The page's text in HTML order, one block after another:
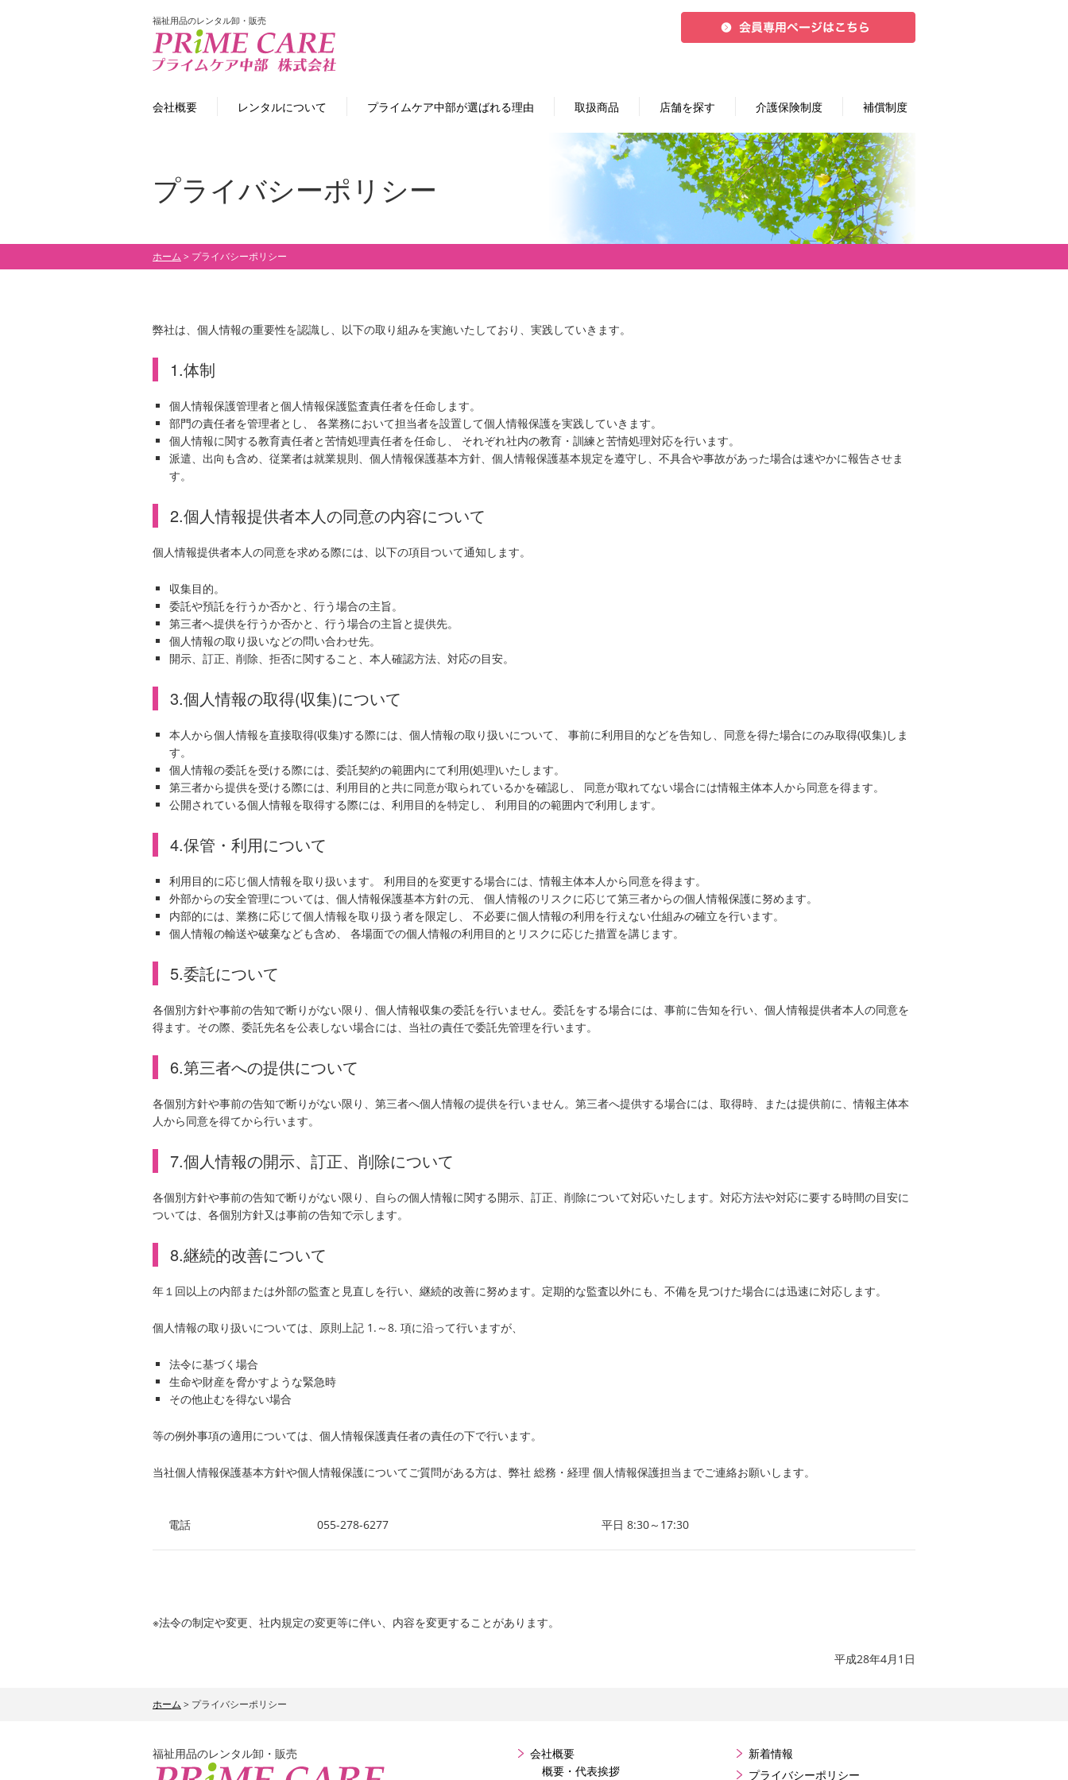
福祉用品のレンタル卸・販売
会社概要 レンタルについて プライムケア中部が選ばれる理由 取扱商品 店舗を探す 介護保険制度 補償制度
プライバシーポリシー
ホーム > プライバシーポリシー
弊社は、個人情報の重要性を認識し、以下の取り組みを実施いたしており、実践していきます。
1.体制
個人情報保護管理者と個人情報保護監査責任者を任命します。
部門の責任者を管理者とし、 各業務において担当者を設置して個人情報保護を実践していきます。
個人情報に関する教育責任者と苦情処理責任者を任命し、 それぞれ社内の教育・訓練と苦情処理対応を行います。
派遣、出向も含め、従業者は就業規則、個人情報保護基本方針、個人情報保護基本規定を遵守し、不具合や事故があった場合は速やかに報告させま
す。
2.個人情報提供者本人の同意の内容について
個人情報提供者本人の同意を求める際には、以下の項目ついて通知します。
収集目的。
委託や預託を行うか否かと、行う場合の主旨。
第三者へ提供を行うか否かと、行う場合の主旨と提供先。
個人情報の取り扱いなどの問い合わせ先。
開示、訂正、削除、拒否に関すること、本人確認方法、対応の目安。
3.個人情報の取得(収集)について
本人から個人情報を直接取得(収集)する際には、個人情報の取り扱いについて、 事前に利用目的などを告知し、同意を得た場合にのみ取得(収集)しま
す。
個人情報の委託を受ける際には、委託契約の範囲内にて利用(処理)いたします。
第三者から提供を受ける際には、利用目的と共に同意が取られているかを確認し、 同意が取れてない場合には情報主体本人から同意を得ます。
公開されている個人情報を取得する際には、利用目的を特定し、 利用目的の範囲内で利用します。
4.保管・利用について
利用目的に応じ個人情報を取り扱います。 利用目的を変更する場合には、情報主体本人から同意を得ます。
外部からの安全管理については、個人情報保護基本方針の元、 個人情報のリスクに応じて第三者からの個人情報保護に努めます。
内部的には、業務に応じて個人情報を取り扱う者を限定し、 不必要に個人情報の利用を行えない仕組みの確立を行います。
個人情報の輸送や破棄なども含め、 各場面での個人情報の利用目的とリスクに応じた措置を講じます。
5.委託について
各個別方針や事前の告知で断りがない限り、個人情報収集の委託を行いません。委託をする場合には、事前に告知を行い、個人情報提供者本人の同意を
得ます。その際、委託先名を公表しない場合には、当社の責任で委託先管理を行います。
6.第三者への提供について
各個別方針や事前の告知で断りがない限り、第三者へ個人情報の提供を行いません。第三者へ提供する場合には、取得時、または提供前に、情報主体本
人から同意を得てから行います。
7.個人情報の開示、訂正、削除について
各個別方針や事前の告知で断りがない限り、自らの個人情報に関する開示、訂正、削除について対応いたします。対応方法や対応に要する時間の目安に
ついては、各個別方針又は事前の告知で示します。
8.継続的改善について
年１回以上の内部または外部の監査と見直しを行い、継続的改善に努めます。定期的な監査以外にも、不備を見つけた場合には迅速に対応します。
個人情報の取り扱いについては、原則上記 1.～8. 項に沿って行いますが、
法令に基づく場合
生命や財産を脅かすような緊急時
その他止むを得ない場合
等の例外事項の適用については、個人情報保護責任者の責任の下で行います。
当社個人情報保護基本方針や個人情報保護についてご質問がある方は、弊社 総務・経理 個人情報保護担当までご連絡お願いします。
電話 055-278-6277 平日 8:30～17:30
※法令の制定や変更、社内規定の変更等に伴い、内容を変更することがあります。
平成28年4月1日
ホーム > プライバシーポリシー
福祉用品のレンタル卸・販売
会社概要
概要・代表挨拶
新着情報
プライバシーポリシー